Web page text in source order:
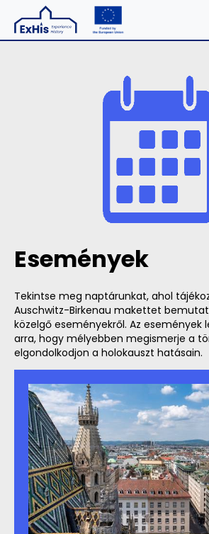
Események
Tekintse meg naptárunkat, ahol
Auschwitz-Birkenau makettet
közelgő eseményekről. Az események
arra, hogy mélyebben megismerje a
elgondolkodjon a holokauszt hatásain.